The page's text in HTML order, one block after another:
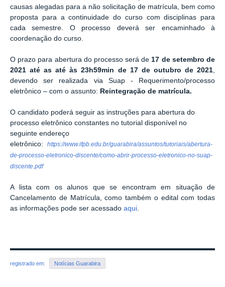
causas alegadas para a não solicitação de matrícula, bem como
proposta para a continuidade do curso com disciplinas para
cada semestre. O processo deverá ser encaminhado à
coordenação do curso.
O prazo para abertura do processo será de17 de setembro de
2021 até asaté às 23h59min de 17 de outubro de 2021,
devendo ser realizada via Suap - Requerimento/processo
eletrônico – com o assunto: Reintegração de matrícula.
O candidato poderá seguir as instruções para abertura do
processo eletrônico constantes no tutorial disponível no
seguinte endereço
eletrônico:
https://www.ifpb.edu.br/guarabira/assuntos/tutoriais/abertura-
de-processo-eletronico-discente/como-abrir-processo-eletronico-no-suap-
discente.pdf
A lista com os alunos que se encontram em situação de
Cancelamento de Matrícula, como também o edital com todas
as informações pode ser acessado aqui.
registrado em: Notícias Guarabira